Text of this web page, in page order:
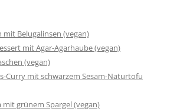
Belugalinsen (vegan)
mit Agar-Agarhaube (vegan)
(vegan)
Curry mit schwarzem Sesam-Naturtofu
grünem Spargel (vegan)